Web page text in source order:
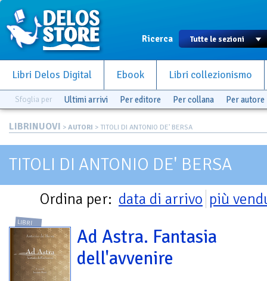
Ricerca
Libri Delos Digital Ebook Libri collezionismo
Sfoglia per Ultimi arrivi Per editore Per collana Per autore
LIBRINUOVI > AUTORI > TITOLI DI ANTONIO DE' BERSA
TITOLI DI ANTONIO DE' BERSA
Ordina per: data di arrivo più
LIBRI
Ad Astra. Fantasia
dell'avvenire